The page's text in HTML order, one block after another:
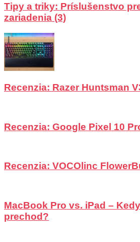
Tipy a triky: Príslušenstvo
zariadenia (3)
Recenzia: Razer Huntsman
Recenzia: Google Pixel 10
Recenzia: VOCOlinc
MacBook Pro vs. iPad –
prechod?